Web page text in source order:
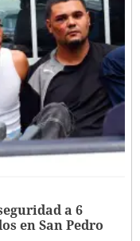
a 6
en San Pedro